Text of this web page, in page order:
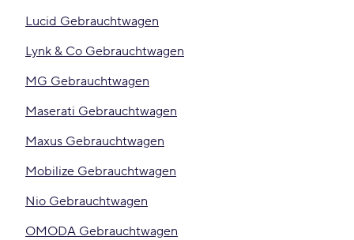
Lucid Gebrauchtwagen
Lynk & Co Gebrauchtwagen
MG Gebrauchtwagen
Maserati Gebrauchtwagen
Maxus Gebrauchtwagen
Mobilize Gebrauchtwagen
Nio Gebrauchtwagen
OMODA Gebrauchtwagen